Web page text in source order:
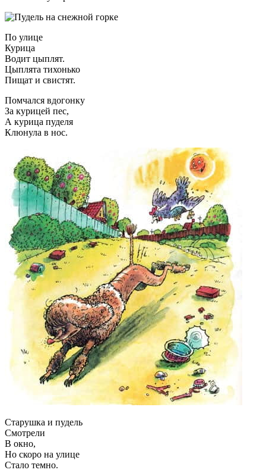
По улице
Курица
Водит цыплят.
Цыплята тихонько
Пищат и свистят.
Помчался вдогонку
За курицей пес,
А курица пуделя
Клюнула в нос.
Старушка и пудель
Смотрели
В окно,
Но скоро на улице
Стало темно.